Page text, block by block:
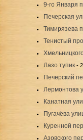
9-го Января
Печерская
Тимирязева
Тенистый
Лазо тупик -
Печерский
Лермонтова
Канатная
Пугачёва
Куренной
Азовского